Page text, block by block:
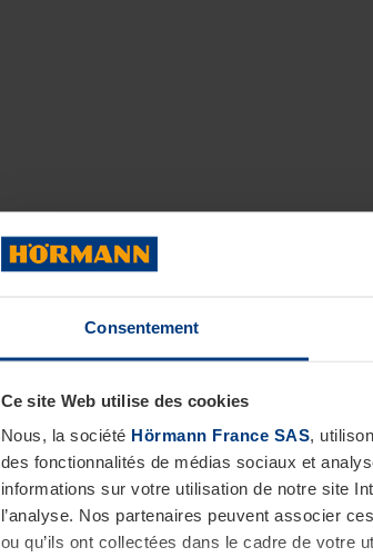
Consentement
Ce site Web utilise des cookies
Nous, la société Hörmann France SAS,
des fonctionnalités de médias sociaux et
informations sur votre utilisation de notre site
l’analyse. Nos partenaires peuvent associer
ou qu’ils ont collectées dans le cadre de votre